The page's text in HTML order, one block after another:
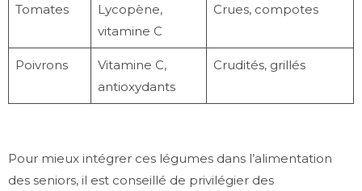
Tomates
Lycopène,
vitamine C
Crues, compotes
Poivrons
Vitamine C,
antioxydants
Crudités, grillés
Pour mieux intégrer ces légumes dans l’alimentation
des seniors, il est conseillé de privilégier des